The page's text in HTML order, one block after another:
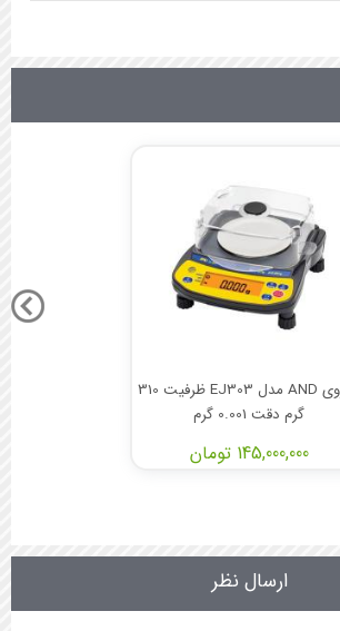
ترازوی AND مدل EJ303 ظرفیت 310
گرم دقت 0.001 گرم
145,000,000 تومان
ارسال نظر